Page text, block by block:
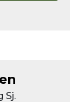
Sj.